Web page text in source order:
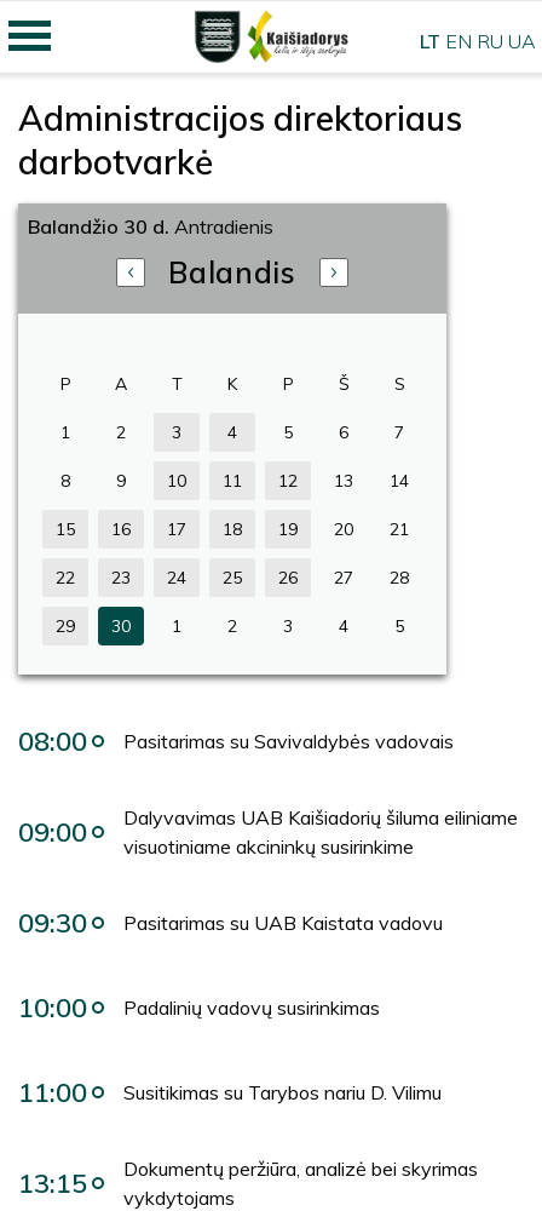
Administracijos direktoriaus
darbotvarkė
Balandžio 30 d. Antradienis
Balandis
P A T K P Š S
1 2 3 4 5 6 7
8 9 10 11 12 13 14
15 16 17 18 19 20 21
22 23 24 25 26 27 28
29 30 1 2 3 4 5
08:00 Pasitarimas su Savivaldybės vadovais
09:00
Dalyvavimas UAB Kaišiadorių šiluma eiliniame
visuotiniame akcininkų susirinkime
09:30 Pasitarimas su UAB Kaistata vadovu
10:00 Padalinių vadovų susirinkimas
11:00 Susitikimas su Tarybos nariu D. Vilimu
13:15
Dokumentų peržiūra, analizė bei skyrimas
vykdytojams
LT EN RU UA